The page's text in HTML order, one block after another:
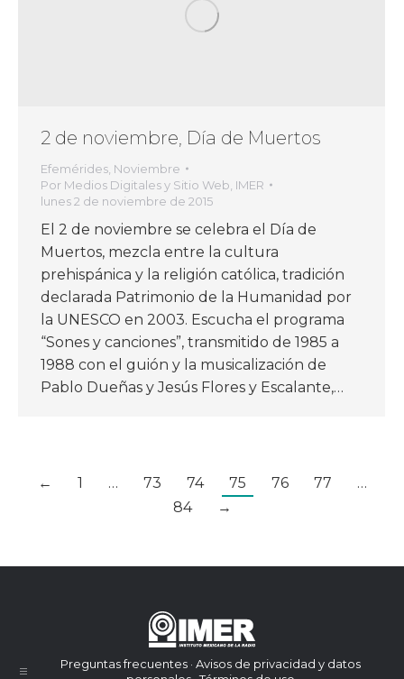
2 de noviembre, Día de Muertos
Efemérides Noviembre
Por Medios Digitales y Sitio Web, IMER
lunes 2 de noviembre de 2015
El 2 de noviembre se celebra el Día de
Muertos, mezcla entre la cultura
prehispánica y la religión católica, tradición
declarada Patrimonio de la Humanidad por
la UNESCO en 2003. Escucha el programa
“Sones y canciones”, transmitido de 1985 a
1988 con el guión y la musicalización de
Pablo Dueñas y Jesús Flores y Escalante,…
← 1 … 73 74 75 76 77
…
84
→
Preguntas frecuentes · Avisos de privacidad y datos